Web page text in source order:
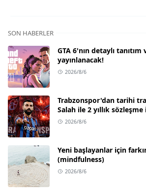
SON HABERLER
GTA 6'nın detaylı
yayınlanacak!
2026/8/6
Trabzonspor'dan tarihi
Salah ile 2 yıllık sözleşme
2026/8/6
Yeni başlayanlar için
(mindfulness)
2026/8/6